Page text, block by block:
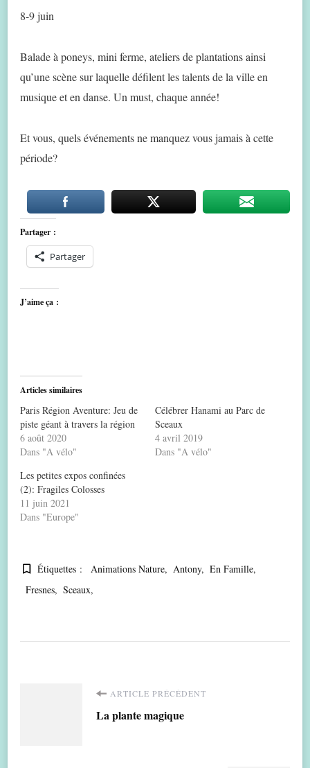
8-9 juin
Balade à poneys, mini ferme, ateliers de plantations ainsi
qu’une scène sur laquelle défilent les talents de la ville en
musique et en danse. Un must, chaque année!
Et vous, quels événements ne manquez vous jamais à cette
période?
Partager :
Partager
J’aime ça :
Articles similaires
Paris Région Aventure: Jeu de
piste géant à travers la région
6 août 2020
Dans "A vélo"
Célébrer Hanami au Parc de
Sceaux
4 avril 2019
Dans "A vélo"
Les petites expos confinées
(2): Fragiles Colosses
11 juin 2021
Dans "Europe"
Étiquettes : Animations Nature Antony
En Famille
Fresnes
Sceaux
Navigation
d'article
ARTICLE PRÉCÉDENT
La plante magique